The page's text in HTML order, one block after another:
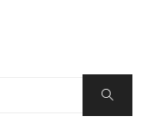
Search